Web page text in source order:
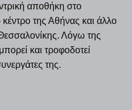
αποθήκη στο
της Αθήνας και άλλο
Λόγω της
και τροφοδοτεί
της.